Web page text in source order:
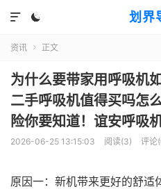
划界


资讯  正文
为什么要带家用呼吸机
二手呼吸机值得买吗怎
险你要知道！谊安呼吸
2026-06-25 13:15:03 阅读(3) 评论
原因一：新机带来更好的舒适